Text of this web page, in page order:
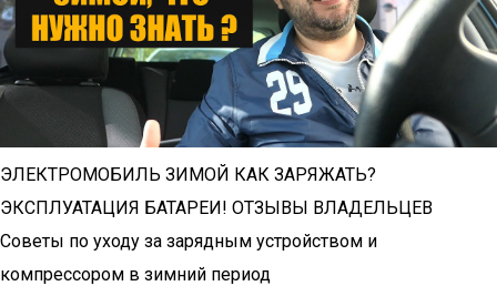
ЭЛЕКТРОМОБИЛЬ ЗИМОЙ КАК ЗАРЯЖАТЬ?
ЭКСПЛУАТАЦИЯ БАТАРЕИ! ОТЗЫВЫ ВЛАДЕЛЬЦЕВ
Советы по уходу за зарядным устройством и
компрессором в зимний период